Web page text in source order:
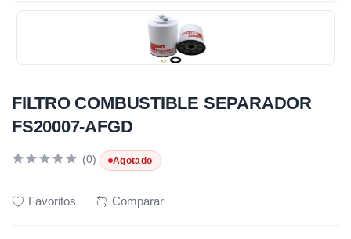
FILTRO COMBUSTIBLE SEPARADOR
FS20007-AFGD
(0) Agotado
Favoritos Comparar